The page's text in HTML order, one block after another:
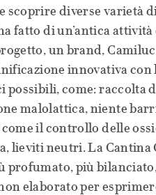
scoprire diverse varietà
fatto di un’antica
un brand,
innovativa
possibili, come: raccolta
malolattica, niente
il controllo delle
lieviti neutri. La
profumato, più
elaborato per